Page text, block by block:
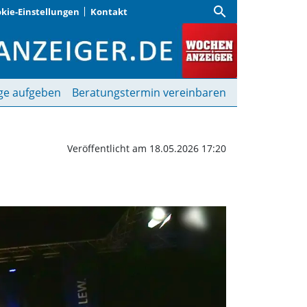
Einstellungen Kontakt search
| Wochenanzeiger
aufgeben Beratungstermin vereinbaren
Veröffentlicht am 18.05.2026 17:20